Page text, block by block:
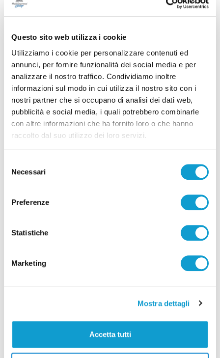
Questo sito web utilizza i cookie
Utilizziamo i cookie per personalizzare contenuti ed
annunci, per fornire funzionalità dei social media e per
analizzare il nostro traffico. Condividiamo inoltre
informazioni sul modo in cui utilizza il nostro sito con i
nostri partner che si occupano di analisi dei dati web,
pubblicità e social media, i quali potrebbero combinarle
con altre informazioni che ha fornito loro o che hanno
raccolto dal suo utilizzo dei loro servizi.
delNecessari
Preferenze
Statistiche
Marketing
Mostra dettagli
Accetta tutti
Calcio Serie C - Bongelli lascia la Samb e passa
alla Triestina